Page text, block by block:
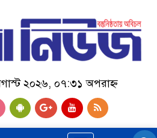
২০২৬, ০৭:৩১ অপরাহ্ন